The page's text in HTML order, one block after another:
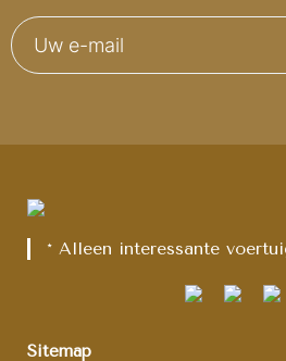
* Alleen interessante
Sitemap